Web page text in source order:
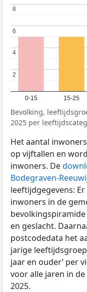
0-15 15-25
2
2
4
4
6
6
8
8
Bevolking,
2025 per
Het aantal
op vijftallen en
inwoners. De
Bodegraven-
leeftijdgegevens:
inwoners in de
en geslacht.
postcodedata het
jarige leeftijdsgroep
jaar en ouder’ per
voor alle jaren in
2025.